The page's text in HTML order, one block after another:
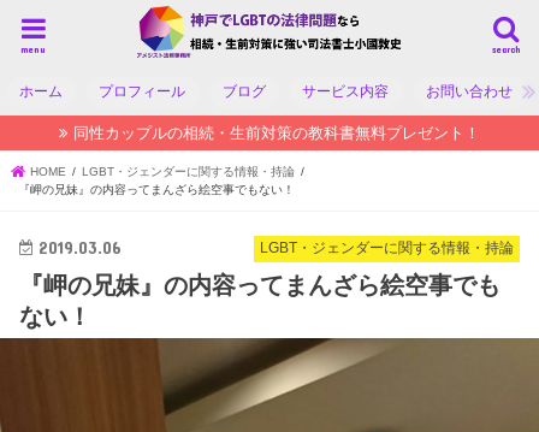
search
menu
ホーム プロフィール ブログ サービス内容 お問い合わせ
同性カップルの相続・生前対策の教科書無料プレゼント！
HOME
LGBT・ジェンダーに関する情報・持論
『岬の兄妹』の内容ってまんざら絵空事でもない！
LGBT・ジェンダーに関する情報・持論
2019.03.06
『岬の兄妹』の内容ってまんざら絵空事でも
ない！